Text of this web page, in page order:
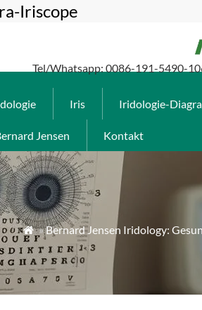
Iriscope
Tel/Whatsapp: 0086-191-5490-
Iris Iridologie-
Jensen Kontakt
 »Bernard Jensen Iridology: